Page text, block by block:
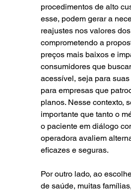
procedimentos de alto
esse, podem gerar a
reajustes nos valores
comprometendo a
preços mais baixos e
consumidores que
acessível, seja para
para empresas que
planos. Nesse contexto,
importante que tanto o
o paciente em diálogo
operadora avaliem
eficazes e seguras.
Por outro lado, ao
de saúde, muitas